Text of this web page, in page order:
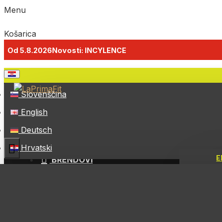
Menu
Košarica
Od 5.8.2026Novosti: INCYLENCE
Slovenščina
English
Deutsch
Hrvatski
Menu
SVI PROIZVODI
BRENDOVI
Menu